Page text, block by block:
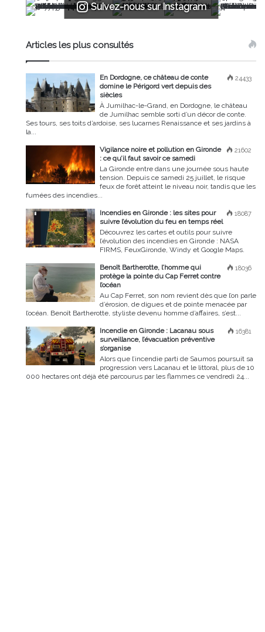
Suivez-nous sur Instagram
Articles les plus consultés
24433
En Dordogne, ce château de conte
domine le Périgord vert depuis des
siècles
À Jumilhac-le-Grand, en Dordogne, le château
de Jumilhac semble sorti d’un décor de conte.
Ses tours, ses toits d’ardoise, ses lucarnes Renaissance et ses jardins à
la...
21602
Vigilance noire et pollution en Gironde
: ce qu’il faut savoir ce samedi
La Gironde entre dans une journée sous haute
tension. Depuis ce samedi 25 juillet, le risque
feux de forêt atteint le niveau noir, tandis que les
fumées des incendies...
18087
Incendies en Gironde : les sites pour
suivre l’évolution du feu en temps réel
Découvrez les cartes et outils pour suivre
l’évolution des incendies en Gironde : NASA
FIRMS, FeuxGironde, Windy et Google Maps.
18036
Benoît Bartherotte, l’homme qui
protège la pointe du Cap Ferret contre
l’océan
Au Cap Ferret, son nom revient dès que l’on parle
d’érosion, de digues et de pointe menacée par
l’océan. Benoît Bartherotte, styliste devenu homme d’affaires, s’est...
16381
Incendie en Gironde : Lacanau sous
surveillance, l’évacuation préventive
s’organise
Alors que l’incendie parti de Saumos poursuit sa
progression vers Lacanau et le littoral, plus de 10
000 hectares ont déjà été parcourus par les flammes ce vendredi 24...